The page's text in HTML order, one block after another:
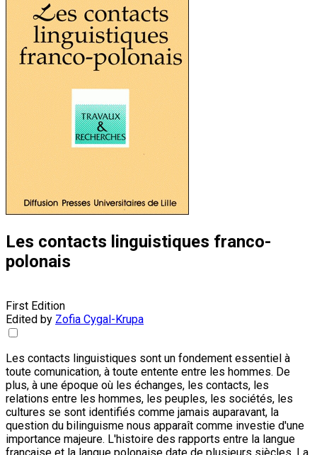
Les contacts linguistiques franco-
polonais
First Edition
Edited by Zofia Cygal-Krupa
Les contacts linguistiques sont un fondement essentiel à
toute comunication, à toute entente entre les hommes. De
plus, à une époque où les échanges, les contacts, les
relations entre les hommes, les peuples, les sociétés, les
cultures se sont identifiés comme jamais auparavant, la
question du bilinguisme nous apparaît comme investie d'une
importance majeure. L'histoire des rapports entre la langue